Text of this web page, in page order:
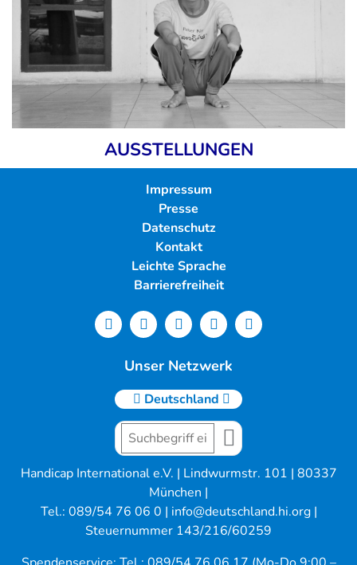
AUSSTELLUNGEN
Impressum
Presse
Datenschutz
Kontakt
Leichte Sprache
Barrierefreiheit
Unser Netzwerk
Deutschland
Handicap International e.V. | Lindwurmstr. 101 | 80337
München |
Tel.: 089/54 76 06 0 | info@deutschland.hi.org|
Steuernummer 143/216/60259